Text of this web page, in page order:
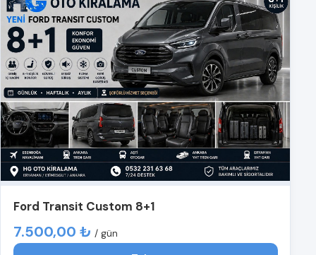
Ford Transit Custom 8+1
7.500,00 ₺ / gün